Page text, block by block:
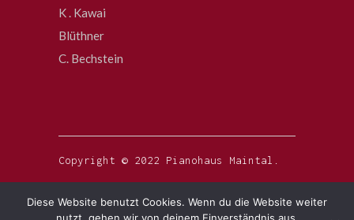
K . Kawai
Blüthner
C. Bechstein
Copyright © 2022 Pianohaus Maintal.
Diese Website benutzt Cookies. Wenn du die Website weiter